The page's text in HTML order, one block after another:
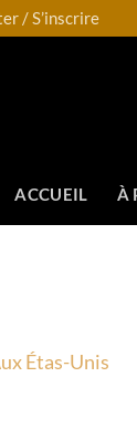
/ S’inscrire
ACCUEIL À
Étas-Unis